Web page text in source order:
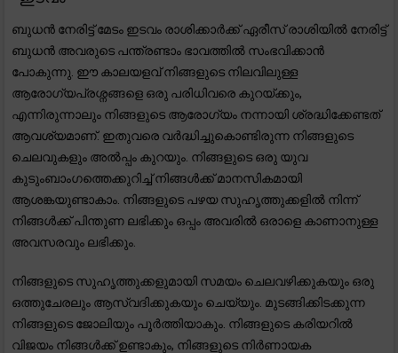
ബുധൻ നേരിട്ട് മേടം ഇടവം രാശിക്കാർക്ക് ഏരീസ് രാശിയിൽ നേരിട്ട്
ബുധൻ അവരുടെ പന്ത്രണ്ടാം ഭാവത്തിൽ സംഭവിക്കാൻ
പോകുന്നു. ഈ കാലയളവ് നിങ്ങളുടെ നിലവിലുള്ള
ആരോഗ്യപ്രശ്നങ്ങളെ ഒരു പരിധിവരെ കുറയ്ക്കും,
എന്നിരുന്നാലും നിങ്ങളുടെ ആരോഗ്യം നന്നായി ശ്രദ്ധിക്കേണ്ടത്
ആവശ്യമാണ്. ഇതുവരെ വർദ്ധിച്ചുകൊണ്ടിരുന്ന നിങ്ങളുടെ
ചെലവുകളും അൽപ്പം കുറയും. നിങ്ങളുടെ ഒരു യുവ
കുടുംബാംഗത്തെക്കുറിച്ച് നിങ്ങൾക്ക് മാനസികമായി
ആശങ്കയുണ്ടാകാം. നിങ്ങളുടെ പഴയ സുഹൃത്തുക്കളിൽ നിന്ന്
നിങ്ങൾക്ക് പിന്തുണ ലഭിക്കും ഒപ്പം അവരിൽ ഒരാളെ കാണാനുള്ള
അവസരവും ലഭിക്കും.
നിങ്ങളുടെ സുഹൃത്തുക്കളുമായി സമയം ചെലവഴിക്കുകയും ഒരു
ഒത്തുചേരലും ആസ്വദിക്കുകയും ചെയ്യും. മുടങ്ങിക്കിടക്കുന്ന
നിങ്ങളുടെ ജോലിയും പൂർത്തിയാകും. നിങ്ങളുടെ കരിയറിൽ
വിജയം നിങ്ങൾക്ക് ഉണ്ടാകും, നിങ്ങളുടെ നിർണായക